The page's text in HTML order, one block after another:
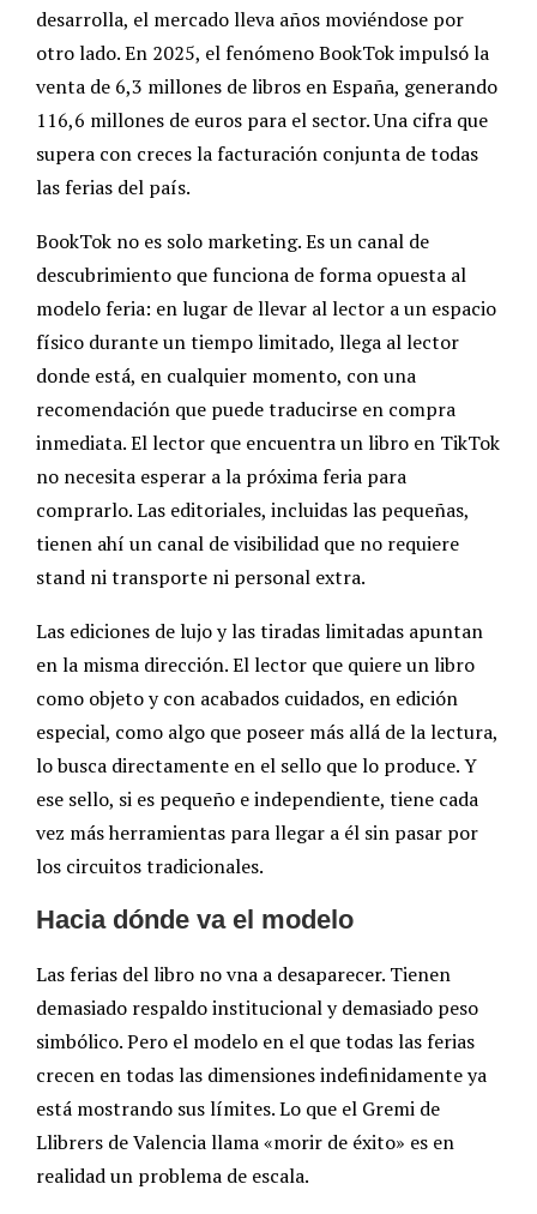
desarrolla, el mercado lleva años moviéndose por
otro lado. En 2025, el fenómeno BookTok impulsó la
venta de 6,3 millones de libros en España, generando
116,6 millones de euros para el sector. Una cifra que
supera con creces la facturación conjunta de todas
las ferias del país.
BookTok no es solo marketing. Es un canal de
descubrimiento que funciona de forma opuesta al
modelo feria: en lugar de llevar al lector a un espacio
físico durante un tiempo limitado, llega al lector
donde está, en cualquier momento, con una
recomendación que puede traducirse en compra
inmediata. El lector que encuentra un libro en TikTok
no necesita esperar a la próxima feria para
comprarlo. Las editoriales, incluidas las pequeñas,
tienen ahí un canal de visibilidad que no requiere
stand ni transporte ni personal extra.
Las ediciones de lujo y las tiradas limitadas apuntan
en la misma dirección. El lector que quiere un libro
como objeto y con acabados cuidados, en edición
especial, como algo que poseer más allá de la lectura,
lo busca directamente en el sello que lo produce. Y
ese sello, si es pequeño e independiente, tiene cada
vez más herramientas para llegar a él sin pasar por
los circuitos tradicionales.
Hacia dónde va el modelo
Las ferias del libro no vna a desaparecer. Tienen
demasiado respaldo institucional y demasiado peso
simbólico. Pero el modelo en el que todas las ferias
crecen en todas las dimensiones indefinidamente ya
está mostrando sus límites. Lo que el Gremi de
Llibrers de Valencia llama «morir de éxito» es en
realidad un problema de escala.